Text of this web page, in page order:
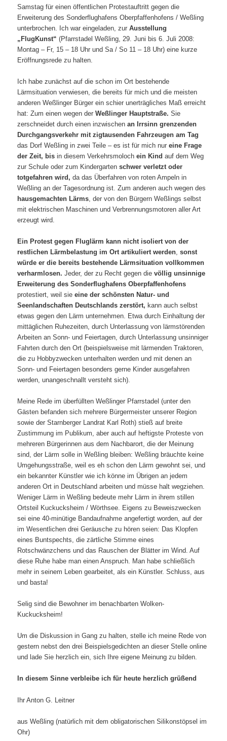
Samstag für einen öffentlichen Protestauftritt gegen die
Erweiterung des Sonderflughafens Oberpfaffenhofens / Weßling
unterbrochen. Ich war eingeladen, zurAusstellung
„FlugKunst“ (Pfarrstadel Weßling, 29. Juni bis 6. Juli 2008:
Montag – Fr, 15 – 18 Uhr und Sa / So 11 – 18 Uhr) eine kurze
Eröffnungsrede zu halten.
Ich habe zunächst auf die schon im Ort bestehende
Lärmsituation verwiesen, die bereits für mich und die meisten
anderen Weßlinger Bürger ein schier unerträgliches Maß erreicht
hat: Zum einen wegen derWeßlinger Hauptstraße. Sie
zerschneidet durch einen inzwischenan Irrsinn grenzenden
Durchgangsverkehr mit zigtausenden Fahrzeugen am Tag
das Dorf Weßling in zwei Teile – es ist für mich nureine Frage
der Zeit, bis in diesem Verkehrsmolochein Kind auf dem Weg
zur Schule oder zum Kindergartenschwer verletzt oder
totgefahren wird,da das Überfahren von roten Ampeln in
Weßling an der Tagesordnung ist. Zum anderen auch wegen des
hausgemachten Lärms , der von den Bürgern Weßlings selbst
mit elektrischen Maschinen und Verbrennungsmotoren aller Art
erzeugt wird.
Ein Protest gegen Fluglärm kann nicht isoliert von der
restlichen Lärmbelastung im Ort artikuliert werden ,sonst
würde er die bereits bestehende Lärmsituation vollkommen
verharmlosen. Jeder, der zu Recht gegen dievöllig unsinnige
Erweiterung des Sonderflughafens Oberpfaffenhofens
protestiert, weil sie eine der schönsten Natur- und
Seenlandschaften Deutschlands zerstört, kann auch selbst
etwas gegen den Lärm unternehmen. Etwa durch Einhaltung der
mittäglichen Ruhezeiten, durch Unterlassung von lärmstörenden
Arbeiten an Sonn- und Feiertagen, durch Unterlassung unsinniger
Fahrten durch den Ort (beispielsweise mit lärmenden Traktoren,
die zu Hobbyzwecken unterhalten werden und mit denen an
Sonn- und Feiertagen besonders gerne Kinder ausgefahren
werden, unangeschnallt versteht sich).
Meine Rede im überfüllten Weßlinger Pfarrstadel (unter den
Gästen befanden sich mehrere Bürgermeister unserer Region
sowie der Starnberger Landrat Karl Roth) stieß auf breite
Zustimmung im Publikum, aber auch auf heftigste Proteste von
mehreren Bürgerinnen aus dem Nachbarort, die der Meinung
sind, der Lärm solle in Weßling bleiben: Weßling bräuchte keine
Umgehungsstraße, weil es eh schon den Lärm gewohnt sei, und
ein bekannter Künstler wie ich könne im Übrigen an jedem
anderen Ort in Deutschland arbeiten und müsse halt wegziehen.
Weniger Lärm in Weßling bedeute mehr Lärm in ihrem stillen
Ortsteil Kuckucksheim / Wörthsee. Eigens zu Beweiszwecken
sei eine 40-minütige Bandaufnahme angefertigt worden, auf der
im Wesentlichen drei Geräusche zu hören seien: Das Klopfen
eines Buntspechts, die zärtliche Stimme eines
Rotschwänzchens und das Rauschen der Blätter im Wind. Auf
diese Ruhe habe man einen Anspruch. Man habe schließlich
mehr in seinem Leben gearbeitet, als ein Künstler. Schluss, aus
und basta!
Selig sind die Bewohner im benachbarten Wolken-
Kuckucksheim!
Um die Diskussion in Gang zu halten, stelle ich meine Rede von
gestern nebst den drei Beispielsgedichten an dieser Stelle online
und lade Sie herzlich ein, sich Ihre eigene Meinung zu bilden.
In diesem Sinne verbleibe ich für heute herzlich grüßend
Ihr Anton G. Leitner
aus Weßling (natürlich mit dem obligatorischen Silikonstöpsel im
Ohr)